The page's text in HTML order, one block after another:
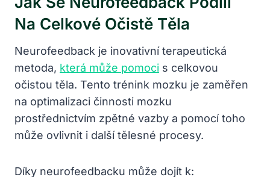
⁢na Celkové Očistě‍ Těla
Neurofeedback je inovativní terapeutická​
metoda, která může pomoci ⁤ s celkovou
očistou těla. Tento ⁤trénink mozku‍ je zaměřen
na‍ optimalizaci činnosti mozku
prostřednictvím zpětné vazby a pomocí toho ​
může⁢ ovlivnit i další tělesné procesy.
Díky neurofeedbacku může dojít⁤ k: